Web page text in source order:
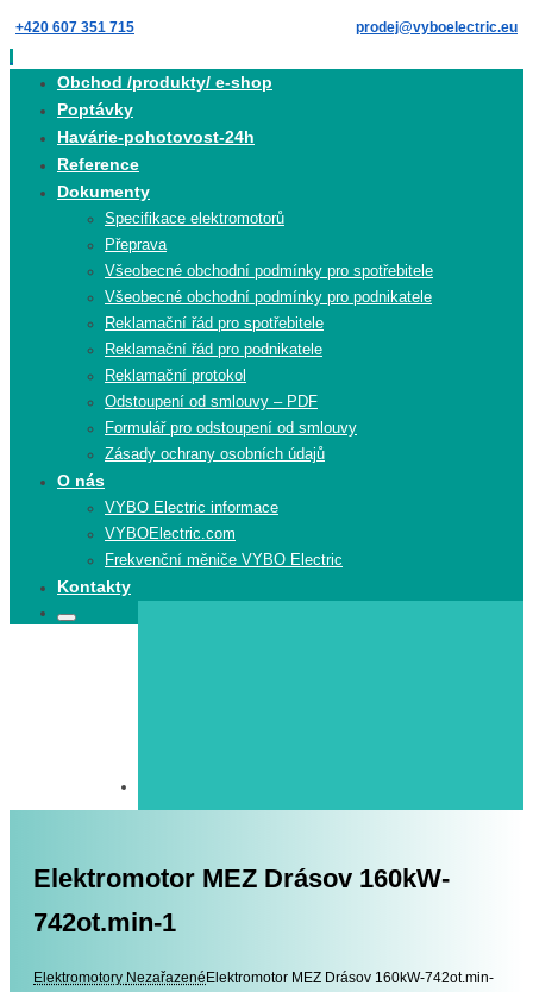
Skip
to
content
+420 607 351 715 prodej@vyboelectric.eu
Obchod /produkty/ e-shop
Poptávky
Havárie-pohotovost-24h
Reference
Dokumenty
Specifikace elektromotorů
Přeprava
Všeobecné obchodní podmínky pro spotřebitele
Všeobecné obchodní podmínky pro podnikatele
Reklamační řád pro spotřebitele
Reklamační řád pro podnikatele
Reklamační protokol
Odstoupení od smlouvy – PDF
Formulář pro odstoupení od smlouvy
Zásady ochrany osobních údajů
O nás
VYBO Electric informace
VYBOElectric.com
Frekvenční měniče VYBO Electric
Kontakty
Search
Search
Elektromotor MEZ Drásov 160kW-
742ot.min-1
Elektromotory Elektromotory
Nezařazené Elektromotor MEZ Drásov 160kW-742ot.min-